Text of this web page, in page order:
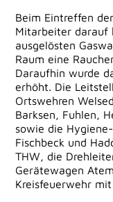
Beim Eintreffen
Mitarbeiter darauf
ausgelösten
Raum eine
Daraufhin wurde
erhöht. Die
Ortswehren
Barksen, Fuhlen,
sowie die
Fischbeck und
THW, die
Gerätewagen
Kreisfeuerwehr